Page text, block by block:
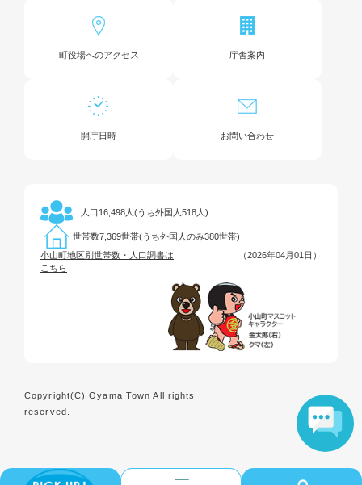
町役場へのアクセス 庁舎案内
開庁日時 お問い合わせ
人口 16,498人(うち外国人518人)
世帯数7,369世帯(うち外国人のみ380世帯)
小山町地区別世帯数・人口調書は
こちら
（2026年04月01日）
Copyright(C) Oyama Town All rights
reserved.